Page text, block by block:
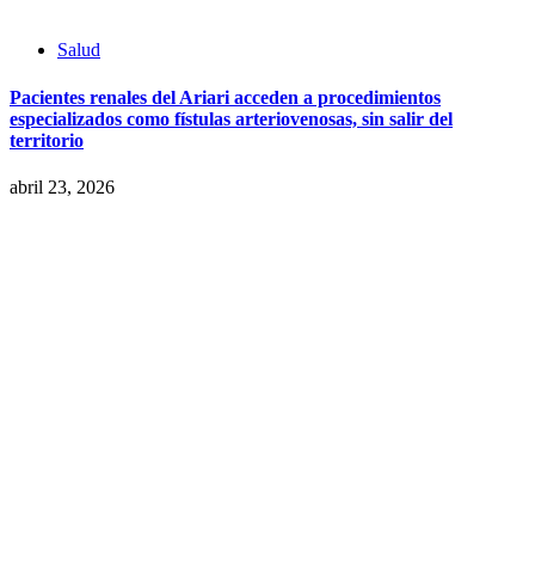
Salud
Pacientes renales del Ariari acceden a procedimientos
especializados como fístulas arteriovenosas, sin salir del
territorio
abril 23, 2026